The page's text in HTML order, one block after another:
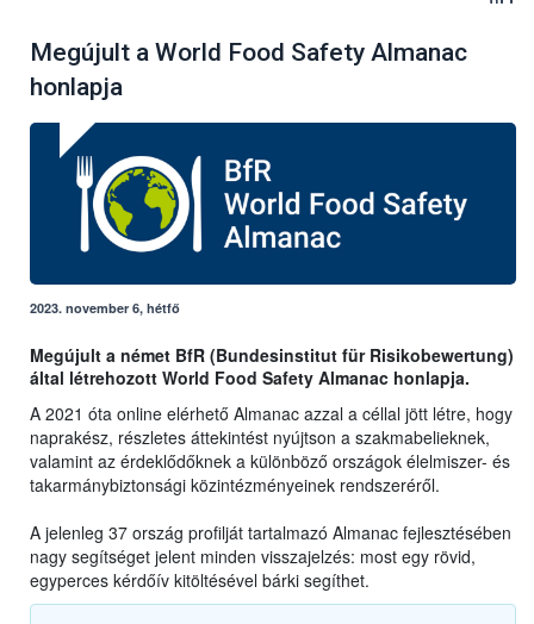
Megújult a World Food Safety Almanac
honlapja
2023. november 6, hétfő
Megújult a német BfR (Bundesinstitut für Risikobewertung)
által létrehozott World Food Safety Almanac honlapja.
A 2021 óta online elérhető Almanac azzal a céllal jött létre, hogy
naprakész, részletes áttekintést nyújtson a szakmabelieknek,
valamint az érdeklődőknek a különböző országok élelmiszer- és
takarmánybiztonsági közintézményeinek rendszeréről.
A jelenleg 37 ország profilját tartalmazó Almanac fejlesztésében
nagy segítséget jelent minden visszajelzés: most egy rövid,
egyperces kérdőív kitöltésével bárki segíthet.